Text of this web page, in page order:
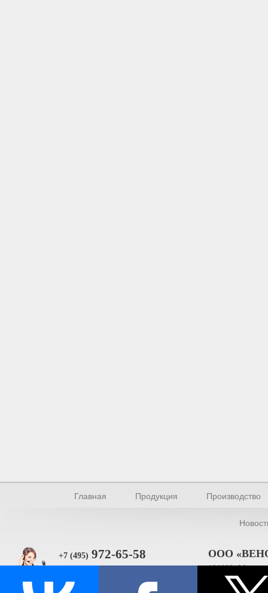
Главная Продукция Производство
+7 (495) 972-65-58 ООО
101000,
ИНН